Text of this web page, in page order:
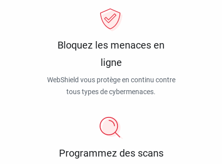
Bloquez les menaces en
ligne
WebShield vous protège en continu contre
tous types de cybermenaces.
Programmez des scans